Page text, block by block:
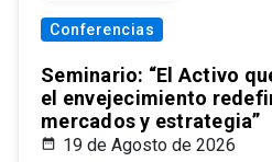
Conferencias
Seminario: “El Activo
el envejecimiento
mercados y estrategia”
19 de Agosto de 2026